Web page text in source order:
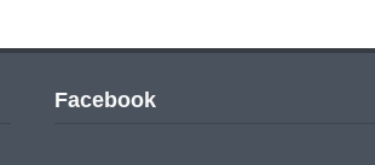
Facebook